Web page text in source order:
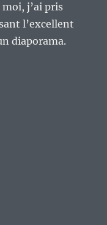
j’ai pris
l’excellent
diaporama.